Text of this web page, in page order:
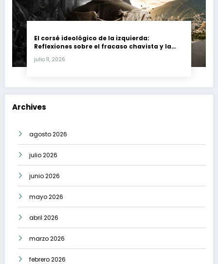
El corsé ideológico de la izquierda:
Reflexiones sobre el fracaso chavista y la
julio 11, 2026
Archives
agosto 2026
julio 2026
junio 2026
mayo 2026
abril 2026
marzo 2026
febrero 2026